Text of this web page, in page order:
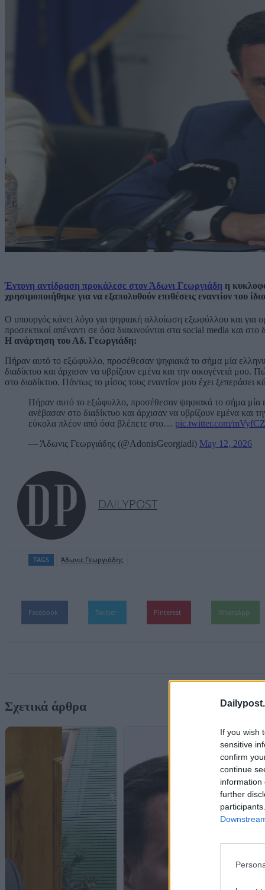
If you wish
sensitive
confirm
continue
information
further
Έντονη αντίδραση προκάλεσε στον Άδωνι Γεωργιάδη η
χρησιμοποιήθηκε για να εξαπολυθούν επιθέσεις εναντίον του
Ο υπουργός κάνει λόγο για ψηφιακή αλλοίωση εξωφύλλου και για
προσεκτικοί απέναντι σε όσα διακινούνται στα social media και στο
Η ανάρτηση του Αδ. Γεωργιάδη:
Πήραν αυτό το εξώφυλλο, προσέθεσαν ψηφιακά το σήμα μία
διαδίκτυο και άρχισαν να υβρίζουν εμένα και την οικογένειά
στο διαδίκτυο. Πάντως το μίσος τους εναντίον μου έχει
Πήραν αυτό το εξώφυλλο, προσέθεσαν ψηφιακά το σήμα μία
ανέβασαν στο διαδίκτυο και άρχισαν να υβρίζουν εμένα και
εύκολα πλέον από όσα βλέπετε στο… pic.twitter.com/
— Άδωνις Γεωργιάδης (@AdonisGeorgiadi) May 12, 2026
DAILYPOST
TAGS Άδωνις Γεωργιάδης
Facebook Twitter Pinterest WhatsApp
Σχετικά άρθρα